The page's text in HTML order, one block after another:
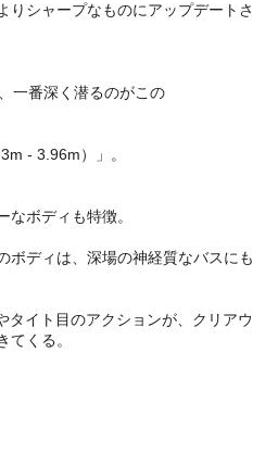
りシャープなものにアップデートさ
一番深く潜るのがこの
- 3.96m）」。
なボディも特徴。
ボディは、深場の神経質なバスにも
タイト目のアクションが、クリアウ
てくる。